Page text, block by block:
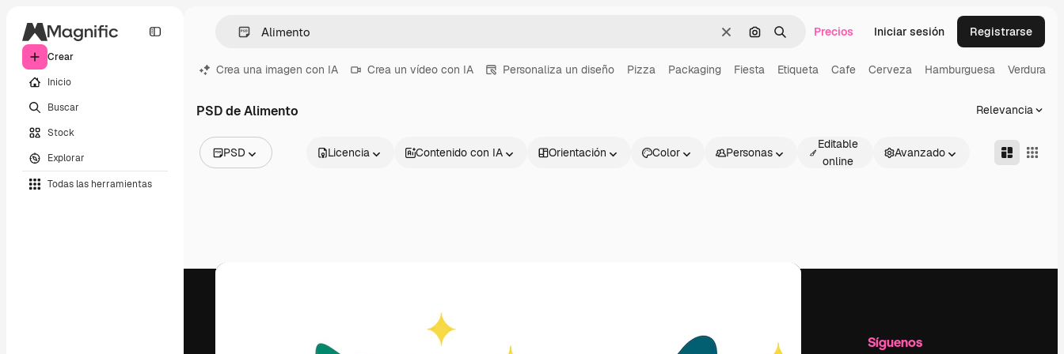
Crear
Inicio
Buscar
Stock
Explorar
Todas las herramientas
BorrarBuscar por imagen
BuscarPrecios Iniciar sesión Registrarse
Crea una imagen con IA Crea un vídeo con IA Personaliza un diseño Pizza Packaging Fiesta Etiqueta Cafe Cerveza Hamburguesa Verdura
PSD de Alimento Relevancia
PSD
Vídeos
Licencia Contenido con IA Orientación Color Personas
Editable
online
Avanzado
Productos Información útil Empresa Síguenos